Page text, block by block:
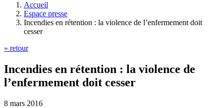
Accueil
Espace presse
Incendies en rétention : la violence de l’enfermement doit
cesser
» retour
Incendies en rétention : la violence de
l’enfermement doit cesser
8 mars 2016